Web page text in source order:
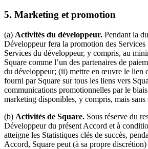
5. Marketing et promotion
(a) Activités du développeur. Pendant la
Développeur fera la promotion des Services
Services du développeur, y compris, au
Square comme l’un des partenaires de
du développeur; (ii) mettre en œuvre le lien
fourni par Square sur tous les liens vers
communications promotionnelles par le
marketing disponibles, y compris, mais
(b) Activités de Square. Sous réserve du
Développeur du présent Accord et à
atteigne les Statistiques clés de succès,
Accord, Square peut (à sa propre discrétion)